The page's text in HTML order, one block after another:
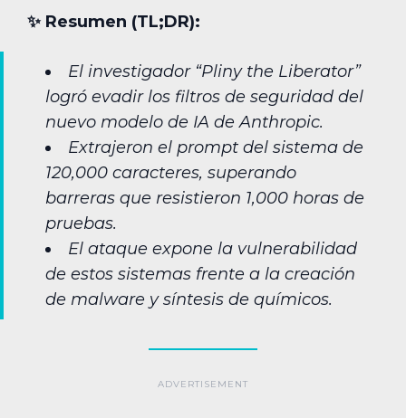
✨︎ Resumen (TL;DR):
El investigador “Pliny the Liberator”
logró evadir los filtros de seguridad del
nuevo modelo de IA de Anthropic.
Extrajeron el prompt del sistema de
120,000 caracteres, superando
barreras que resistieron 1,000 horas de
pruebas.
El ataque expone la vulnerabilidad
de estos sistemas frente a la creación
de malware y síntesis de químicos.